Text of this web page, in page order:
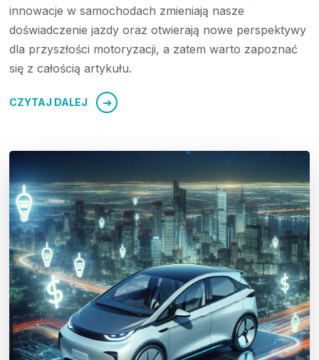
innowacje w samochodach zmieniają nasze
doświadczenie jazdy oraz otwierają nowe perspektywy
dla przyszłości motoryzacji, a zatem warto zapoznać
się z całością artykułu.
CZYTAJ DALEJ